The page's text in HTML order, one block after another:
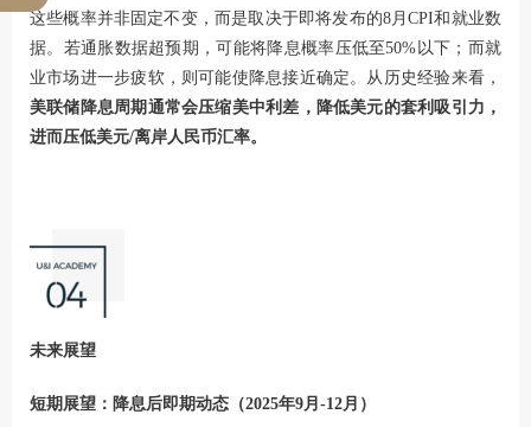
这些概率并非固定不变，而是取决于即将发布的8月CPI和就业数
据。若通胀数据超预期，可能将降息概率压低至50%以下；而就
业市场进一步疲软，则可能使降息接近确定。从历史经验来看，
美联储降息周期通常会压缩美中利差，降低美元的套利吸引力，
进而压低美元/离岸人民币汇率。
未来展望
短期展望：降息后即期动态（2025年9月-12月）